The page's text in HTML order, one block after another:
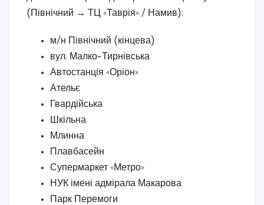
(Північний → ТЦ «Таврія» / Намив):
м/н Північний (кінцева)
вул. Малко-Тирнівська
Автостанція «Оріон»
Ательє
Гвардійська
Шкільна
Млинна
Плавбасейн
Супермаркет «Метро»
НУК імені адмірала Макарова
Парк Перемоги